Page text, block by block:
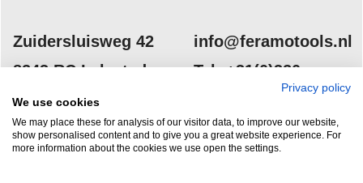
Zuidersluisweg 42
8243 RC Lelystad
Nederland
info@feramotools.nl
Tel: +31(0)320
Privacy policy
We use cookies
We may place these for analysis of our visitor data, to improve our website,
show personalised content and to give you a great website experience. For
more information about the cookies we use open the settings.